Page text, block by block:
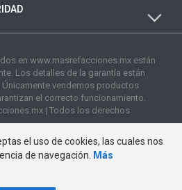
en www.masrefacciones.mx están
Los detalles de la garantía están
vendemos productos
el correcto funcionamiento.
| Todos los derechos
el uso de cookies, las cuales nos
de navegación.
Más